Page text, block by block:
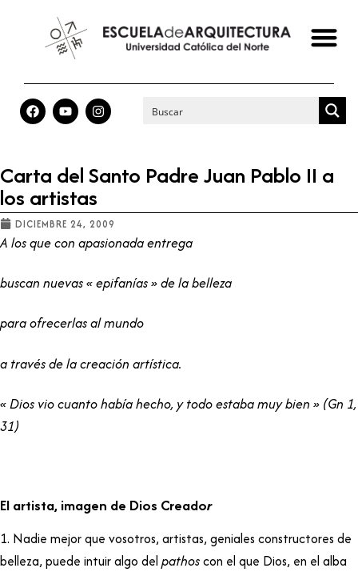
Carta del Santo Padre Juan Pablo II a
los artistas
DICIEMBRE 24, 2009
A los que con apasionada entrega
buscan nuevas « epifanías » de la belleza
para ofrecerlas al mundo
a través de la creación artística.
« Dios vio cuanto había hecho, y todo estaba muy bien » (Gn 1,
31)
El artista, imagen de Dios Creador
1. Nadie mejor que vosotros, artistas, geniales constructores de
belleza, puede intuir algo del pathoscon el que Dios, en el alba